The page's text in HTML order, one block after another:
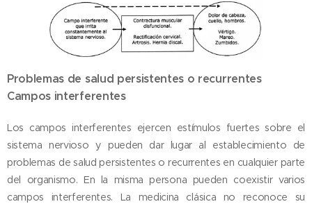
Problemas de salud persistentes o recurrentes
Campos interferentes
Los campos interferentes ejercen estímulos fuertes sobre el
sistema nervioso y pueden dar lugar al establecimiento de
problemas de salud persistentes o recurrentes en cualquier parte
del organismo. En la misma persona pueden coexistir varios
campos interferentes. La medicina clásica no reconoce su